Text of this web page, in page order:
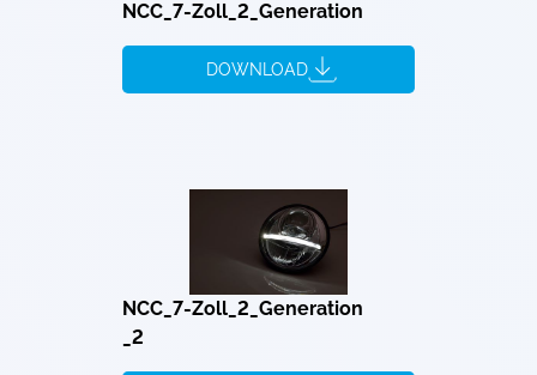
NCC_7-Zoll_2_Generation
DOWNLOAD
NCC_7-Zoll_2_Generation
_2